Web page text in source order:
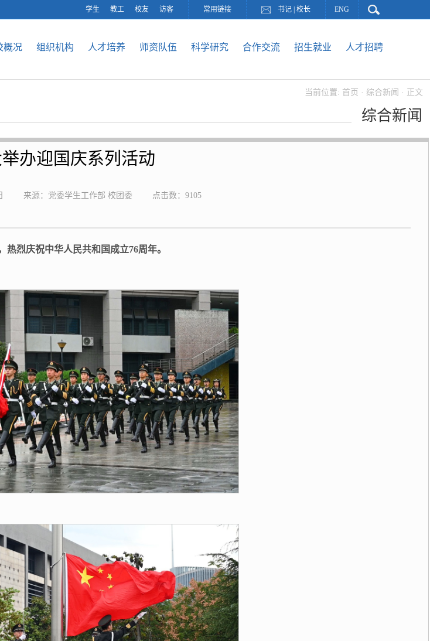
学生 教工 校友 访客 常用链接 书记 校长 ENG
概况 组织机构 人才培养 师资队伍 科学研究 合作交流 招生就业 人才招聘
当前位置: 首页 · 综合新闻 · 正文
综合新闻
办迎国庆系列活动
来源：党委学生工作部 校团委 点击数： 9105
烈庆祝中华人民共和国成立76周年。